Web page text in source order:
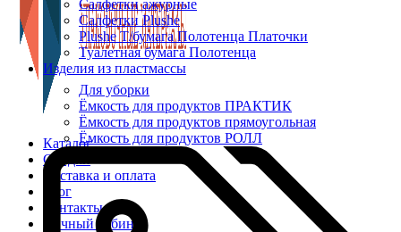
Каталог
Скидки
Доставка и оплата
Блог
Контакты
Личный кабинет
Салфетки ажурные
Салфетки Plushe
Plushe Т/бумага Полотенца Платочки
Туалетная бумага Полотенца
Изделия из пластмассы
Для уборки
Ёмкость для продуктов ПРАКТИК
Ёмкость для продуктов прямоугольная
Ёмкость для продуктов РОЛЛ